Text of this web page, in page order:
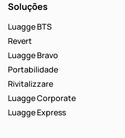
Soluções
Luagge BTS
Revert
Luagge Bravo
Portabilidade
Rivitalizzare
Luagge Corporate
Luagge Express